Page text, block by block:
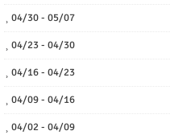
04/30 - 05/07
04/23 - 04/30
04/16 - 04/23
04/09 - 04/16
04/02 - 04/09